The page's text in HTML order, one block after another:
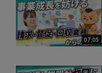
07:05